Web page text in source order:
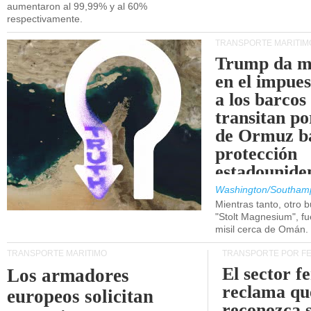
aumentaron al 99,99% y al 60%
respectivamente.
TRANSPORTE
Trump da
en el
a los barcos
transitan
de Ormuz
protección
Washington/
Mientras tanto, otro
"Stolt Magnesium",
misil cerca de Omán.
TRANSPORTE MARÍTIMO
Los armadores
europeos solicitan
TRANSPORTE POR
El sector
reclama